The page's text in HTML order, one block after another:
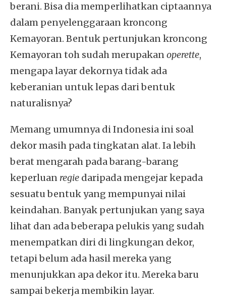
berani. Bisa dia memperlihatkan ciptaannya
dalam penyelenggaraan kroncong
Kemayoran. Bentuk pertunjukan kroncong
Kemayoran toh sudah merupakanoperette,
mengapa layar dekornya tidak ada
keberanian untuk lepas dari bentuk
naturalisnya?
Memang umumnya di Indonesia ini soal
dekor masih pada tingkatan alat. Ia lebih
berat mengarah pada barang-barang
keperluan regie daripada mengejar kepada
sesuatu bentuk yang mempunyai nilai
keindahan. Banyak pertunjukan yang saya
lihat dan ada beberapa pelukis yang sudah
menempatkan diri di lingkungan dekor,
tetapi belum ada hasil mereka yang
menunjukkan apa dekor itu. Mereka baru
sampai bekerja membikin layar.